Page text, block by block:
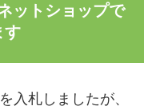
ットショップで
す
入札しましたが、